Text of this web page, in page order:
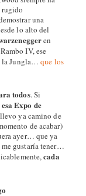
rugido
una
lo alto del
en
IV, ese
la Jungla…que los
todos. Si
Expo de
ya camino de
de acabar)
ayer… que ya
me gustaría tener…
cada